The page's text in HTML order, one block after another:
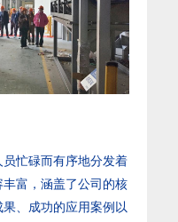
忙碌而有序地分发着
富，涵盖了公司的核
、成功的应用案例以